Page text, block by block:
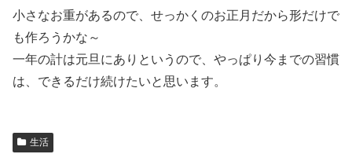
小さなお重があるので、せっかくのお正月だから形だけで
も作ろうかな～
一年の計は元旦にありというので、やっぱり今までの習慣
は、できるだけ続けたいと思います。
生活